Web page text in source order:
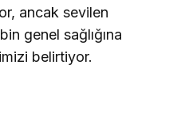
ancak sevilen
genel sağlığına
belirtiyor.